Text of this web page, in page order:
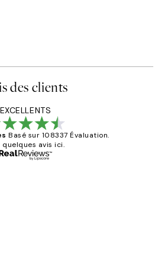
des clients
EXCELLENTS
Basé sur 108337 Évaluation.
quelques avis ici.